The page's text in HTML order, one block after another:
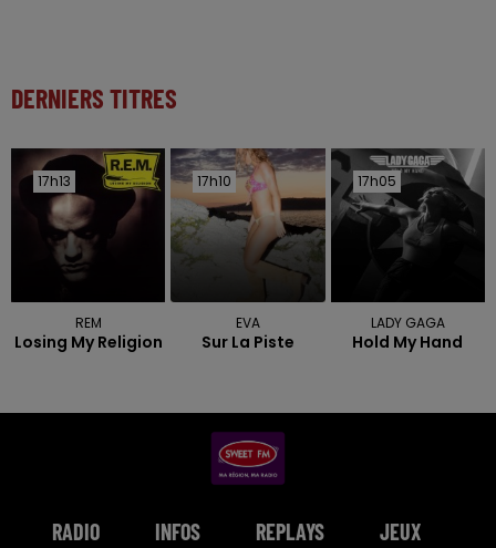
DERNIERS TITRES
17h13
17h13
REM
Losing My Religion
17h10
17h10
EVA
Sur La Piste
17h05
17h05
LADY GAGA
Hold My Hand
RADIO INFOS REPLAYS JEUX